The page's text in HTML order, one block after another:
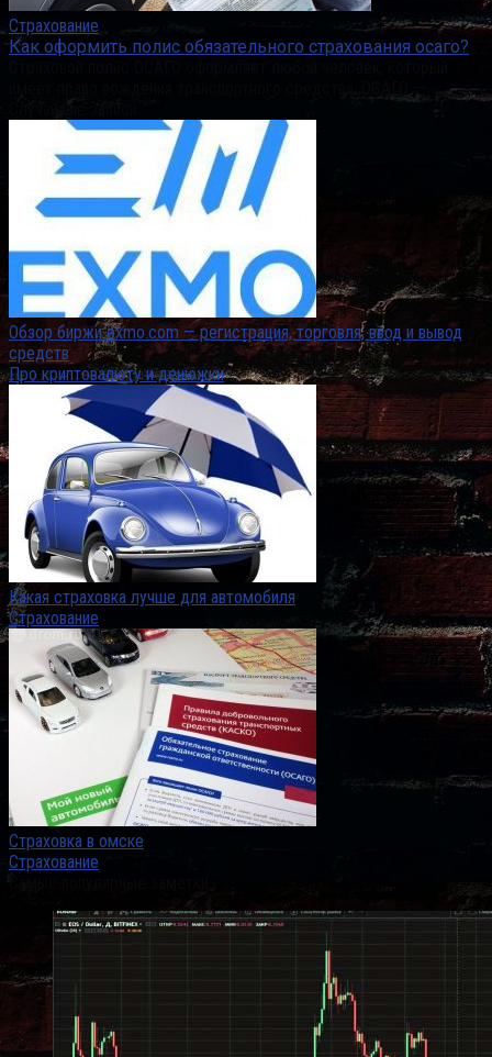
Страхование
Как оформить полис обязательного страхования осаго?
Обзор биржи exmo.com — регистрация, торговля, ввод и вывод
средств
Про криптовалюту и денюжки
Какая страховка лучше для автомобиля
Страхование
Страховка в омске
Страхование